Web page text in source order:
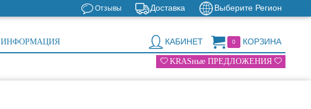
Выберите Регион
Доставка
Отзывы
0 КОРЗИНА
КАБИНЕТ
ИНФОРМАЦИЯ
KRASные ПРЕДЛОЖЕНИЯ